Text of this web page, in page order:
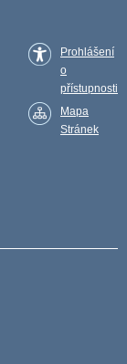
Prohlášení
o
přístupnosti
Mapa
Stránek